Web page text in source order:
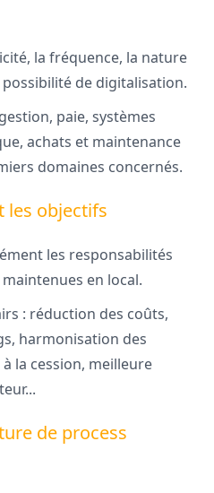
la fréquence, la nature
de digitalisation.
paie, systèmes
achats et maintenance
domaines concernés.
les objectifs
les responsabilités
en local.
: réduction des coûts,
harmonisation des
la cession, meilleure
de process